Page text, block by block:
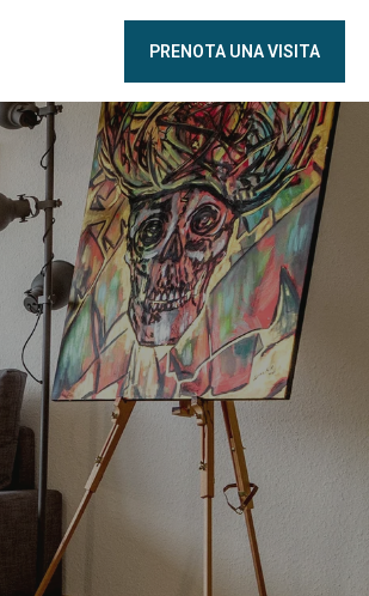
PRENOTA UNA VISITA